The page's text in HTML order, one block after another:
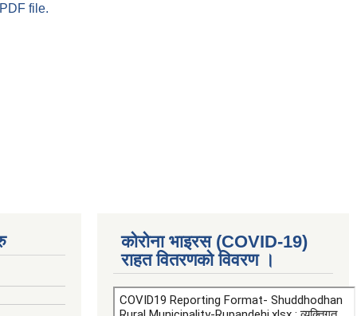
file.
कोरोना भाइरस (COVID-19)
राहत वितरणको विवरण ।